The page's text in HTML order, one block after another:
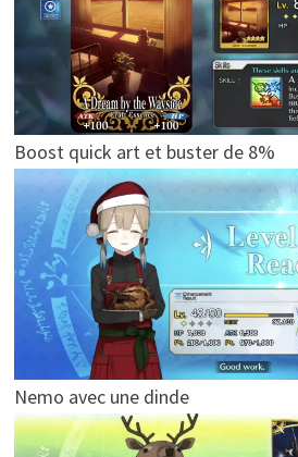
Boost quick art et buster de 8%
Nemo avec une dinde